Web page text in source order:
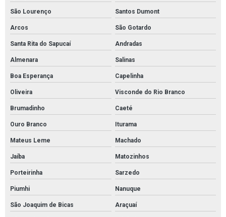
Absorventes industriais
Cordão absorvente
Cordão absorvente de derivados de petróleo
Cordão absorvente de óleo
Cordão absorvente industrial
Cordão absorvente para contenção de vazamento de óleo
Cordão absorvente para contenção de óleo
Cordão absorvente para indústrias químicas
Cordão absorvente para líquidos em geral
Cordão absorvente para petróleo e derivados
São Lourenço Santos Dumont
Arcos São Gotardo
Santa Rita do Sapucaí Andradas
Almenara Salinas
Boa Esperança Capelinha
Oliveira Visconde do Rio Branco
Brumadinho Caeté
Ouro Branco Iturama
Mateus Leme Machado
Jaíba Matozinhos
Porteirinha Sarzedo
Piumhi Nanuque
São Joaquim de Bicas Araçuaí